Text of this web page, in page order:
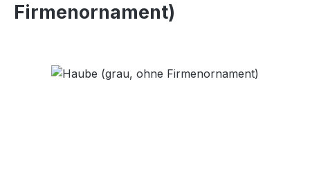
Firmenornament)
Bildergalerie überspringen